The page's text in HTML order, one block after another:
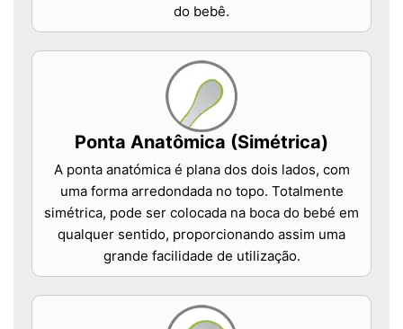
do bebê.
Ponta Anatômica (Simétrica)
A ponta anatómica é plana dos dois lados, com
uma forma arredondada no topo. Totalmente
simétrica, pode ser colocada na boca do bebé em
qualquer sentido, proporcionando assim uma
grande facilidade de utilização.